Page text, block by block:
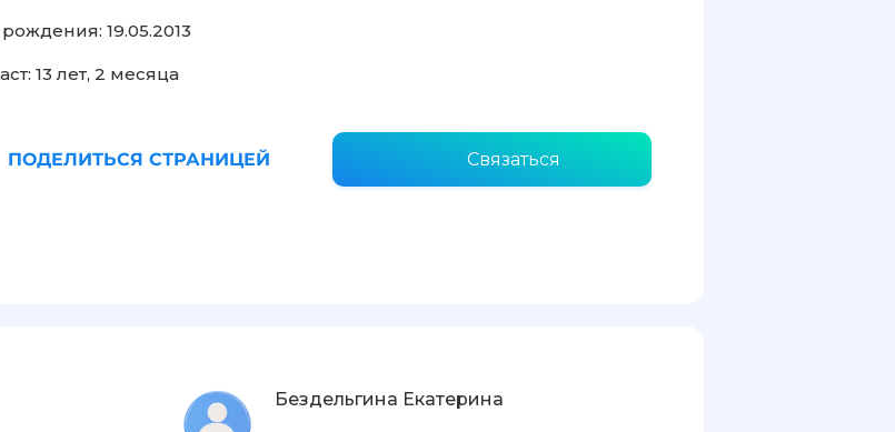
19.05.2013
13 лет, 2 месяца
ПОДЕЛИТЬСЯ СТРАНИЦЕЙ Связаться
Бездельгина Екатерина